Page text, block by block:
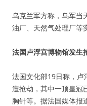
乌克兰军方称，乌军当
油厂、天然气处理厂等
法国卢浮宫博物馆发生
法国文化部19日称，卢
遭抢劫，其中一顶皇冠
胸针等。据法国媒体报